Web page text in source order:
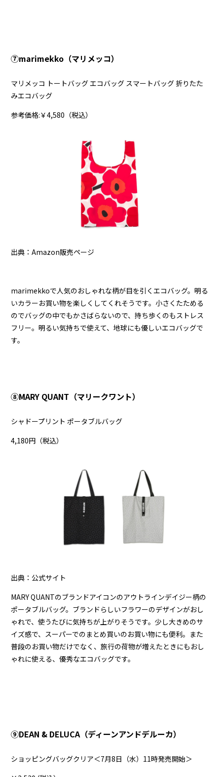
➆marimekko（マリメッコ）
マリメッコ トートバッグ エコバッグ スマートバッグ 折りたた
みエコバッグ
参考価格:￥4,580（税込）
出典：Amazon販売ページ
marimekkoで人気のおしゃれな柄が目を引くエコバッグ。明る
いカラーお買い物を楽しくしてくれそうです。小さくたためる
のでバッグの中でもかさばらないので、持ち歩くのもストレス
フリー。明るい気持ちで使えて、地球にも優しいエコバッグで
す。
⑧MARY QUANT（マリークワント）
シャドープリント ポータブルバッグ
4,180円（税込）
出典：公式サイト
MARY QUANTのブランドアイコンのアウトラインデイジー柄の
ポータブルバッグ。ブランドらしいフラワーのデザインがおし
ゃれで、使うたびに気持ちが上がりそうです。少し大きめのサ
イズ感で、スーパーでのまとめ買いのお買い物にも便利。また
普段のお買い物だけでなく、旅行の荷物が増えたときにもおし
ゃれに使える、優秀なエコバッグです。
➈DEAN & DELUCA（ディーンアンドデルーカ）
ショッピングバッグクリア＜7月8日（水）11時発売開始＞